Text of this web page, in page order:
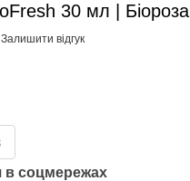
30 мл | Біороза
Залишити відгук
в соцмережах